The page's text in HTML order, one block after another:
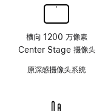
横向 1200 万像素
Center Stage 摄像头
原深感摄像头系统